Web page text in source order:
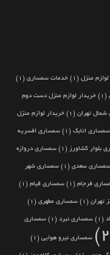
منزل (1) خدمات سمساری (1)
(1) خریدار لوازم منزل دست دوم
شمال تهران (1) خریدار لوازم منزل
سمساری اتابک (1) سمساری افسریه
بلوار کشاورز (1) سمساری دروازه
سمساری سعدی (1) سمساری شهر
فرجام (1) سمساری قیام (1)
تهران (1) سمساری مطهری (1)
(1) سمساری نبرد (1) سمساری
سمساری نیرو هوایی (1)